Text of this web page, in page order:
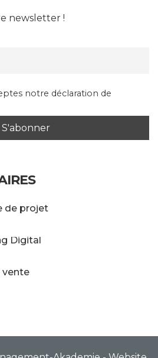
newsletter !
notre déclaration de
de projet
Digital
vente